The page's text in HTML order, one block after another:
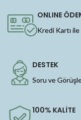
ONLINE
Kredi Kartı
DESTEK
Soru ve
100% KALİTE